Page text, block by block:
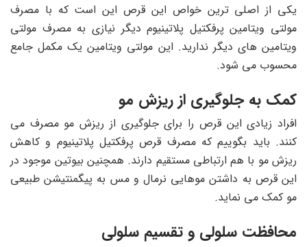
یکی از اصلی ترین خواص این قرص این است که با مصرف
مولتی ویتامین پرفکتیل پلاتینیوم دیگر نیازی به مصرف مولتی
ویتامین های دیگر ندارید. این مولتی ویتامین یک مکمل جامع
محسوب می شود.
کمک به جلوگیری از ریزش مو
افراد زیادی این قرص را برای جلوگیری از ریزش مو مصرف می
کنند. باید بگوییم که مصرف قرص پرفکتیل پلاتینیوم و کاهش
ریزش مو با هم ارتباطی مستقیم دارند. همچنین بیوتین موجود در
این قرص به داشتن موهایی نرمال و مس به پیگمنتیشن طبیعی
مو کمک می نماید.
محافظت سلولی و تقسیم سلولی